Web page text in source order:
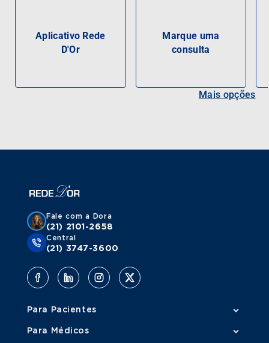
Aplicativo Rede
D'Or
Marque uma
consulta
Mais opções
Fale com a Dora
(21) 2101-2658
Central
(21) 3747-3600
Para Pacientes
Para Médicos